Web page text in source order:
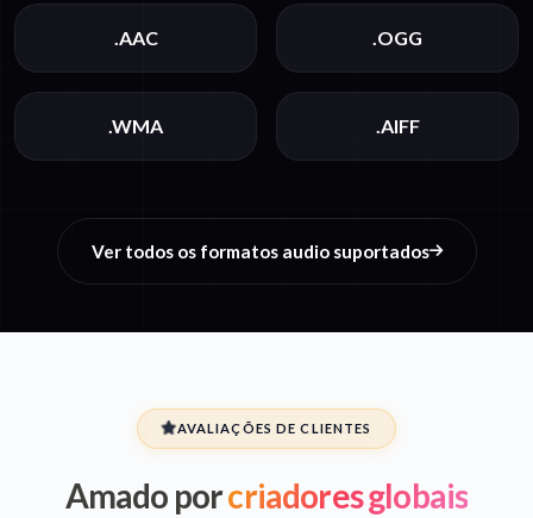
.AAC .OGG
.WMA .AIFF
Ver todos os formatos audio suportados
AVALIAÇÕES DE CLIENTES
Amado porcriadores globais